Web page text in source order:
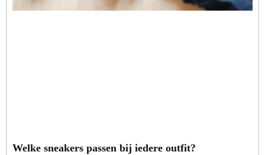
Welke sneakers passen bij iedere outfit?